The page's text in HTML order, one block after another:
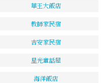
華王大飯店
教師家民宿
吉安家民宿
星光童話屋
海洋飯店